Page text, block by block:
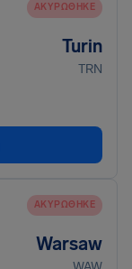
ΑΚΥΡΏΘΗΚΕ
Turin
TRN
ΑΚΥΡΏΘΗΚΕ
Warsaw